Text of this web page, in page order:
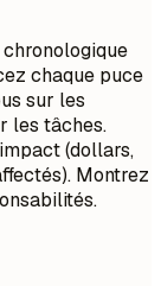
chaque puce
sur les
les tâches.
(dollars,
Montrez